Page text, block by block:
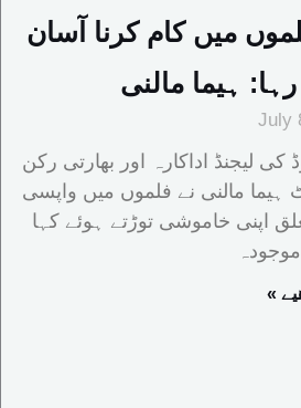
میں کام کرنا آسان
ہیما مالنی
July
کی لیجنڈ اداکارہ اور بھارتی رکن
ہیما مالنی نے فلموں میں واپسی
اپنی خاموشی توڑتے ہوئے کہا